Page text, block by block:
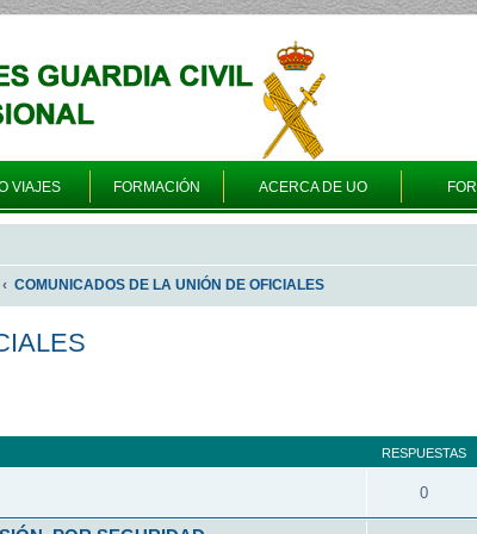
VIAJES FORMACIÓN ACERCA DE UO
COMUNICADOS DE LA UNIÓN DE OFICIALES
RESPUESTAS
0